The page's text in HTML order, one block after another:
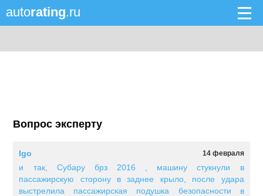
autorating.ru
Вопрос эксперту
14 февраля
Igo
и так, Субару брз 2016 , машину стукнули в
пассажирскую сторону в заднее крыло, после удара
выстрелила пассажирская подушка безопасности в